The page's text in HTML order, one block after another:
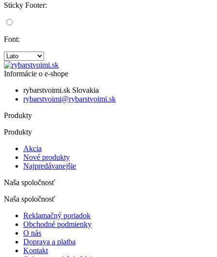
Sticky Footer:
Font:
Informácie o e-shope
rybarstvoimi.sk Slovakia
rybarstvoimi@rybarstvoimi.sk
Produkty
Produkty
Akcia
Nové produkty
Najpredávanejšie
Naša spoločnosť
Naša spoločnosť
Reklamačný poriadok
Obchodné podmienky
O nás
Doprava a platba
Kontakt